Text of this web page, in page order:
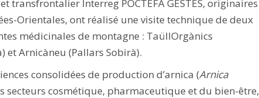
transfrontalier Interreg POCTEFA GESTES, originaires
Orientales, ont réalisé une visite technique de deux
médicinales de montagne : TaüllOrgànics
et Arnicàneu (Pallars Sobirà).
consolidées de production d’arnica (Arnica
secteurs cosmétique, pharmaceutique et du bien-être,